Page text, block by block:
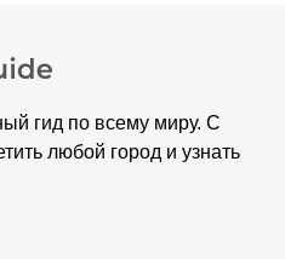
гид по всему миру. С
любой город и узнать